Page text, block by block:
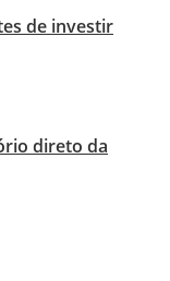
de investir
direto da